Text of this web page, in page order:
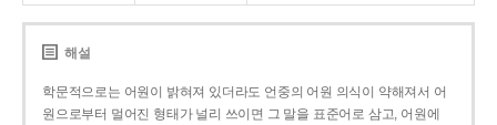
해설
학문적으로는 어원이 밝혀져 있더라도 언중의 어원 의식이 약해져서 어
원으로부터 멀어진 형태가 널리 쓰이면 그 말을 표준어로 삼고, 어원에